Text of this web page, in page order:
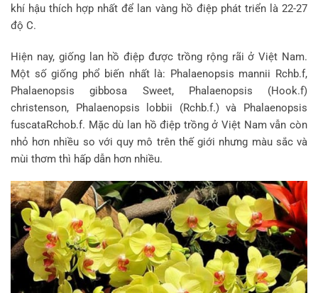
khí hậu thích hợp nhất để lan vàng hồ điệp phát triển là 22-27
độ C.
Hiện nay, giống lan hồ điệp được trồng rộng rãi ở Việt Nam.
Một số giống phổ biến nhất là: Phalaenopsis mannii Rchb.f,
Phalaenopsis gibbosa Sweet, Phalaenopsis (Hook.f)
christenson, Phalaenopsis lobbii (Rchb.f.) và Phalaenopsis
fuscataRchob.f. Mặc dù lan hồ điệp trồng ở Việt Nam vẫn còn
nhỏ hơn nhiều so với quy mô trên thế giới nhưng màu sắc và
mùi thơm thì hấp dẫn hơn nhiều.